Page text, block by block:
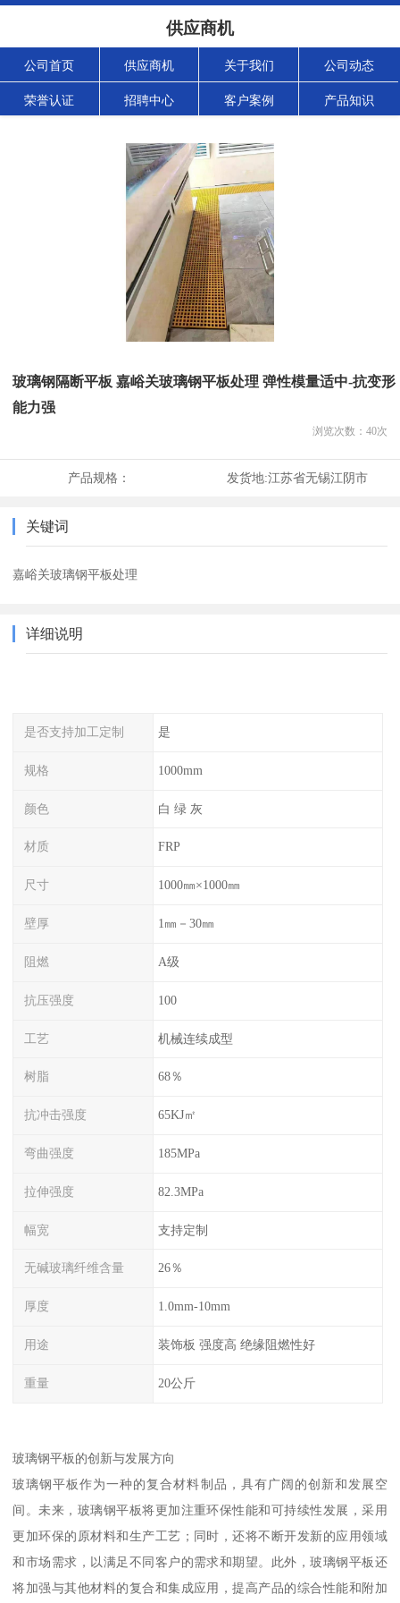
供应商机
公司首页 供应商机 关于我们 公司动态
荣誉认证 招聘中心 客户案例 产品知识
玻璃钢隔断平板 嘉峪关玻璃钢平板处理 弹性模量适中-抗变形
能力强
浏览次数： 40次
产品规格： 发货地:江苏省无锡江阴市
关键词
嘉峪关玻璃钢平板处理
详细说明
是否支持加工定制 是
规格 1000mm
颜色 白 绿 灰
材质 FRP
尺寸 1000㎜×1000㎜
壁厚 1㎜－30㎜
阻燃 A级
抗压强度 100
工艺 机械连续成型
树脂 68％
抗冲击强度 65KJ㎡
弯曲强度 185MPa
拉伸强度 82.3MPa
幅宽 支持定制
无碱玻璃纤维含量 26％
厚度 1.0mm-10mm
用途 装饰板 强度高 绝缘阻燃性好
重量 20公斤
玻璃钢平板的创新与发展方向
玻璃钢平板作为一种的复合材料制品，具有广阔的创新和发展空
间。未来，玻璃钢平板将更加注重环保性能和可持续性发展，采用
更加环保的原材料和生产工艺；同时，还将不断开发新的应用领域
和市场需求，以满足不同客户的需求和期望。此外，玻璃钢平板还
将加强与其他材料的复合和集成应用，提高产品的综合性能和附加